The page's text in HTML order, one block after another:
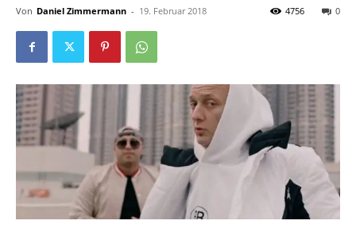
Von Daniel Zimmermann - 19. Februar 2018 0
4756